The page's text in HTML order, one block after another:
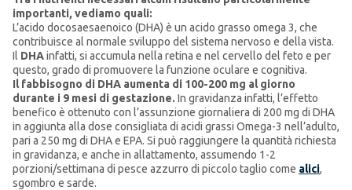
importanti, vediamo quali:
L’acido docosaesaenoico (DHA) è un acido grasso omega 3, che
contribuisce al normale sviluppo del sistema nervoso e della vista.
Il DHAinfatti, si accumula nella retina e nel cervello del feto e per
questo, grado di promuovere la funzione oculare e cognitiva.
Il fabbisogno di DHA aumenta di 100-200 mg al giorno
durante i 9 mesi di gestazione. In gravidanza infatti, l’effetto
benefico è ottenuto con l’assunzione giornaliera di 200 mg di DHA
in aggiunta alla dose consigliata di acidi grassi Omega-3 nell’adulto,
pari a 250 mg di DHA e EPA. Si può raggiungere la quantità richiesta
in gravidanza, e anche in allattamento, assumendo 1-2
porzioni/settimana di pesce azzurro di piccolo taglio come alici,
sgombro e sarde.